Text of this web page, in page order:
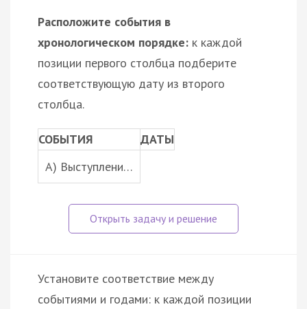
Расположите события в
хронологическом порядке: к каждой
позиции первого столбца подберите
соответствующую дату из второго
столбца.
СОБЫТИЯ
ДАТЫ
A) Выступлени…
Установите соответствие между
событиями и годами: к каждой позиции